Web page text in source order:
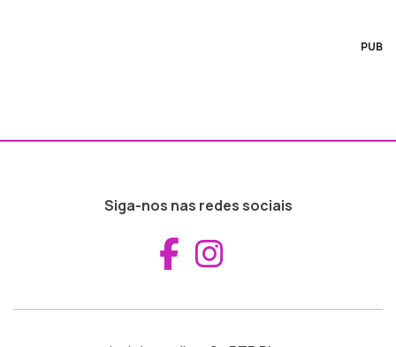
PUB
Siga-nos nas redes sociais
Aceder ao